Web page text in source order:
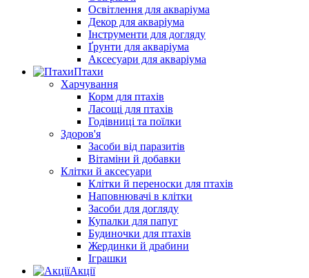
Освітлення для акваріума
Декор для акваріума
Інструменти для догляду
Ґрунти для акваріума
Аксесуари для акваріума
Птахи
Харчування
Корм для птахів
Ласощі для птахів
Годівниці та поїлки
Здоров'я
Засоби від паразитів
Вітаміни й добавки
Клітки й аксесуари
Клітки й переноски для птахів
Наповнювачі в клітки
Засоби для догляду
Купалки для папуг
Будиночки для птахів
Жердинки й драбини
Іграшки
Акції